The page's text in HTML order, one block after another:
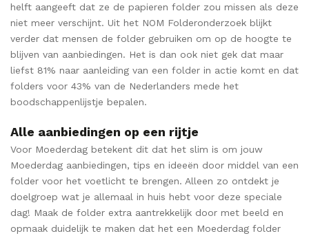
helft aangeeft dat ze de papieren folder zou missen als deze
niet meer verschijnt. Uit het NOM Folderonderzoek blijkt
verder dat mensen de folder gebruiken om op de hoogte te
blijven van aanbiedingen. Het is dan ook niet gek dat maar
liefst 81% naar aanleiding van een folder in actie komt en dat
folders voor 43% van de Nederlanders mede het
boodschappenlijstje bepalen.
Alle aanbiedingen op een rijtje
Voor Moederdag betekent dit dat het slim is om jouw
Moederdag aanbiedingen, tips en ideeën door middel van een
folder voor het voetlicht te brengen. Alleen zo ontdekt je
doelgroep wat je allemaal in huis hebt voor deze speciale
dag! Maak de folder extra aantrekkelijk door met beeld en
opmaak duidelijk te maken dat het een Moederdag folder